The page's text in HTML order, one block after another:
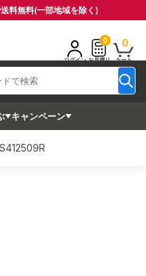
料無料(一部地域を除く)
ログイン
0
お見積り
0
カート
キャンペーン